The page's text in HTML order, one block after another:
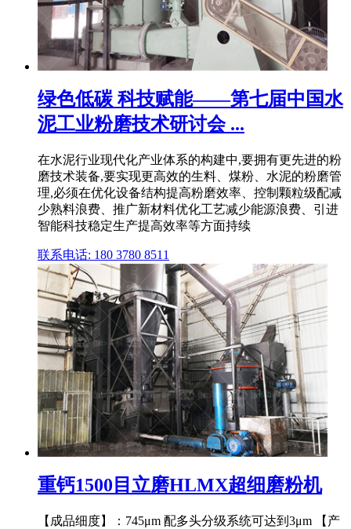
绿色低碳 科技赋能——第七届中国水
泥工业粉磨技术研讨会 ...
在水泥行业现代化产业体系的构建中,要拥有更先进的粉
磨技术装备,要实现更高效的生料、煤粉、水泥的粉磨管
理,必须在优化设备结构提高粉磨效率、控制颗粒级配减
少熟料浪费、推广新材料优化工艺减少能源浪费、引进
智能科技稳定生产提高效率等方面持续
联系电话: 180 3780 8511
重钙1500目立磨HLMX超细磨粉机
【成品细度】：745μm 配多头分级系统可达到3μm 【产